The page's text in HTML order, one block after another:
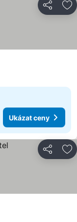
Sdílet
Ukázat ceny
Sdílet